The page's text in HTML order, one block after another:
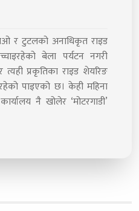
र टुटलको अनाधिकृत राइड
बेला पर्यटन नगरी
त्यही प्रकृतिका राइड शेयरिङ
पाइएको छ। केही महिना
नै खोलेर ‘मोटरगाडी’